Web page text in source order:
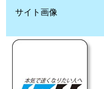
サイト画像